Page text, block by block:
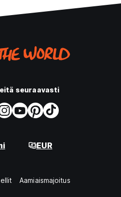
seuraavasti
EUR
Aamiaismajoitus